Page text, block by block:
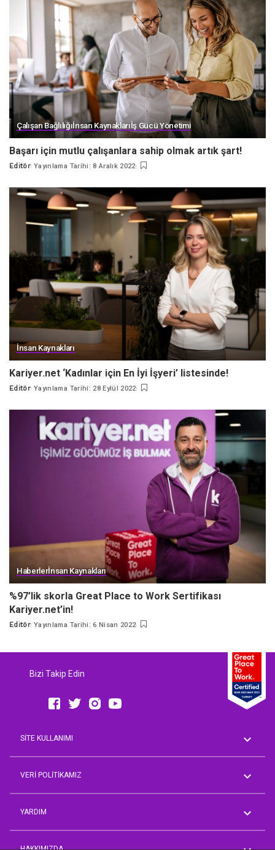
Çalışan Bağlılığıİnsan Kaynaklarıİş Gücü Yönetimi
Başarı için mutlu çalışanlara sahip olmak artık şart!
Posted
Editör Yayınlama Tarihi: 8 Aralık 2022
İnsan Kaynakları
Kariyer.net ‘Kadınlar için En İyi İşyeri’ listesinde!
Posted
Editör Yayınlama Tarihi: 28 Eylül 2022
Haberlerİnsan Kaynakları
%97’lik skorla Great Place to Work Sertifikası
Kariyer.net’in!
Posted
Editör Yayınlama Tarihi: 6 Nisan 2022
Bizi Takip Edin
SİTE KULLANIMI
AVM Rehberi
VERİ POLİTİKAMIZ
Çalışan Aydınlatma Metni
Tedarikçi/İş Ortağı Temsilcisi
YARDIM
Önerim Var